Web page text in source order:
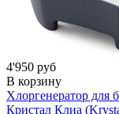
4'950 руб
В корзину
Хлоргенератор для
Кристал Клиа